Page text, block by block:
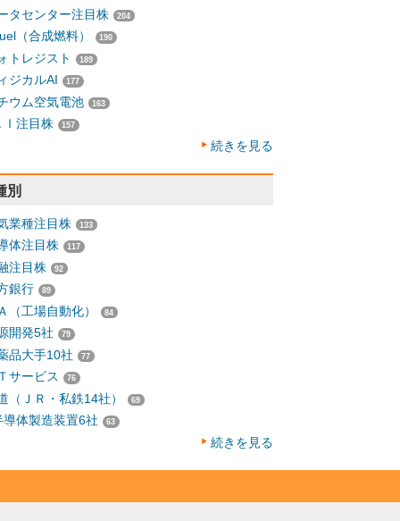
タセンター注目株 204
（合成燃料） 190
トレジスト 189
ジカルAI 177
ウム空気電池 163
Ｉ注目株 157
続きを見る
別
業種注目株 133
体注目株 117
注目株 92
銀行 89
（工場自動化） 84
開発5社 79
品大手10社 77
サービス 76
（ＪＲ・私鉄14社） 69
導体製造装置6社 63
続きを見る